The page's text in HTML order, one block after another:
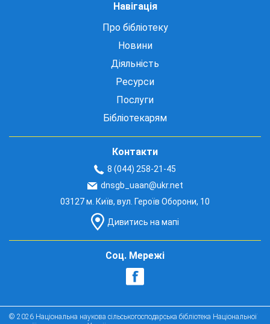
Навігація
Про бібліотеку
Новини
Діяльність
Ресурси
Послуги
Бібліотекарям
Контакти
8 (044) 258-21-45
dnsgb_uaan@ukr.net
03127 м. Київ, вул. Героїв Оборони, 10
Дивитись на мапі
Соц. Мережі
© 2026 Національна наукова сільськогосподарська бібліотека Національної